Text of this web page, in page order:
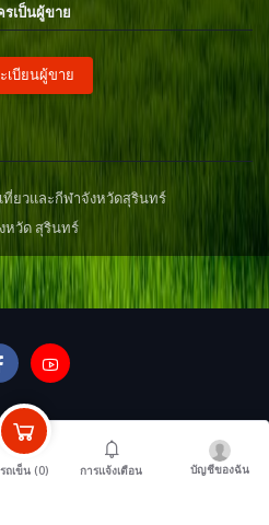
เป็นผู้ขาย
เบียนผู้ขาย
ที่ยวและกีฬาจังหวัดสุรินทร์
หวัด สุรินทร์
รถเข็น (0) การแจ้งเตือน บัญชีของฉัน